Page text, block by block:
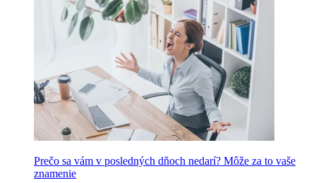
Prečo sa vám v posledných dňoch nedarí? Môže za to vaše
znamenie